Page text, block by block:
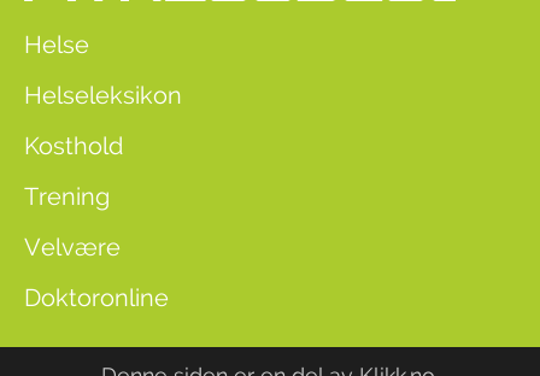
Helse
Helseleksikon
Kosthold
Trening
Velvære
Doktoronline